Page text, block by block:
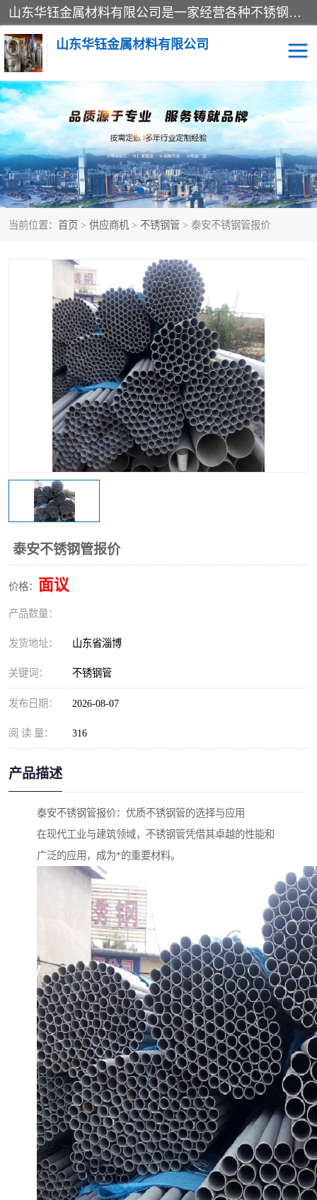
山东华钰金属材料有限公司是一家经营各种不锈钢管材、板材、圆钢、法兰、封头、型材等产品的公司；主营产品有：不锈钢管，激光切割，管件标准件，不锈钢圆钢，不锈钢人孔，不锈钢亮管，不锈钢角钢，不锈钢加工，不锈钢管子，不锈钢工业方管，不锈钢封头，不锈钢法兰，不锈钢阀门，不锈钢槽钢，不锈钢扁钢，不锈钢板等；可为客户制作各种规格的型材及不锈钢配件、非标准件及各种容器具等，能满足客户的不同采购要求。
山东华钰金属材料有限公司
当前位置： 首页 > 供应商机 > 不锈钢管 > 泰安不锈钢管报价
泰安不锈钢管报价
价格： 面议
产品数量：
发货地址： 山东省淄博
关键词： 不锈钢管
发布日期： 2026-08-07
阅 读 量： 316
产品描述
泰安不锈钢管报价：优质不锈钢管的选择与应用
在现代工业与建筑领域，不锈钢管凭借其卓越的性能和
广泛的应用，成为*的重要材料。
不锈钢管 激光切割
管件标准件 不锈钢圆钢
不锈钢人孔 不锈钢亮管
不锈钢角钢 不锈钢加工
不锈钢板 不锈钢工业方管
不锈钢封头 不锈钢法兰
不锈钢阀门 不锈钢槽钢
不锈钢扁钢